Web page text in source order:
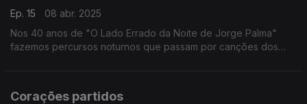
Ep. 15
08 abr. 2025
Nos 40 anos de "O Lado Errado da Noite de Jorge Palma"
fazemos percursos noturnos que passam por canções dos
Corações partidos